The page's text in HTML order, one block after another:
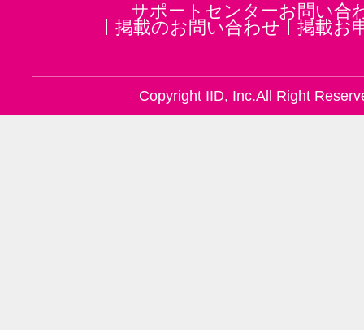
サポートセンターお問い合
掲載のお問い合わせ
掲載お
Copyright IID, Inc.All Right